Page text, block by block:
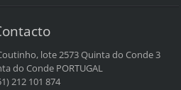
lote 2573Quinta do Conde 3
do CondePORTUGAL
212 101 874